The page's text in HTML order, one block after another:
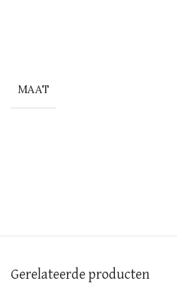
MAAT
Gerelateerde producten